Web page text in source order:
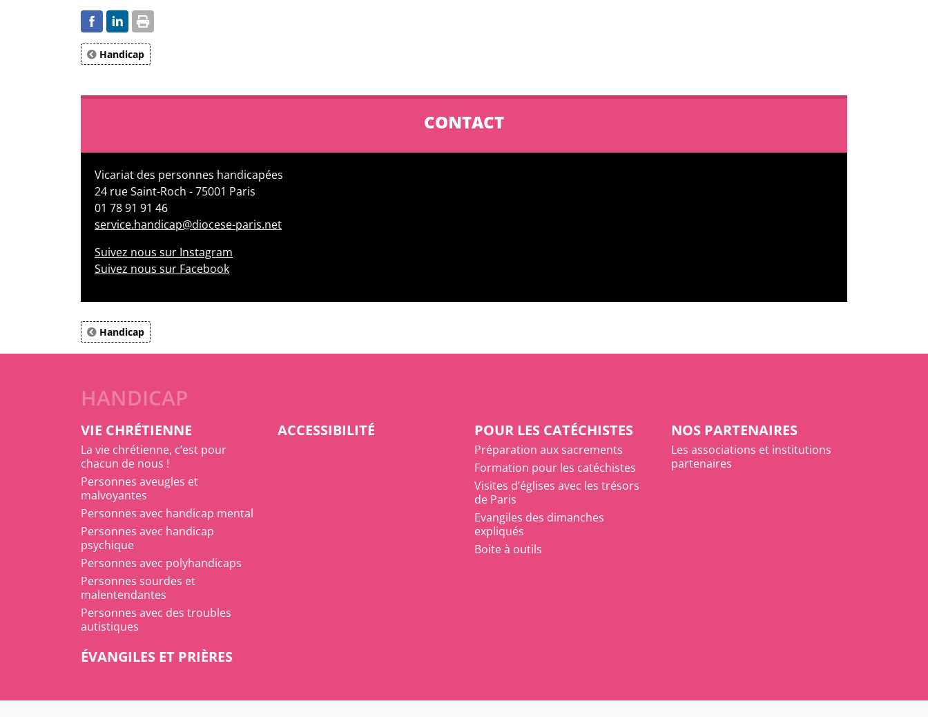
Handicap
CONTACT
Vicariat des personnes handicapées
24 rue Saint-Roch - 75001 Paris
01 78 91 91 46
service.handicap@diocese-paris.net
Suivez nous sur Instagram
Suivez nous sur Facebook
Handicap
HANDICAP
VIE CHRÉTIENNE
La vie chrétienne, c’est pour
chacun de nous !
Personnes aveugles et
malvoyantes
Personnes avec handicap mental
Personnes avec handicap
psychique
Personnes avec polyhandicaps
Personnes sourdes et
malentendantes
Personnes avec des troubles
autistiques
ACCESSIBILITÉ POUR LES CATÉCHISTES
Préparation aux sacrements
Formation pour les catéchistes
Visites d’églises avec les trésors
de Paris
Evangiles des dimanches
expliqués
Boite à outils
NOS PARTENAIRES
Les associations et institutions
partenaires
ÉVANGILES ET PRIÈRES